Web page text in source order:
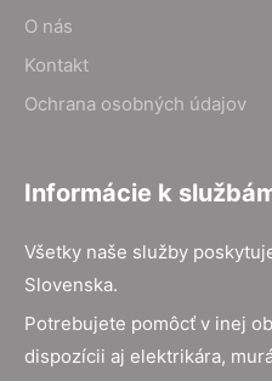
O nás
Kontakt
Ochrana osobných údajov
Informácie k
Všetky naše služby
Slovenska.
Potrebujete pomôcť v inej
dispozícii aj elektrikára,